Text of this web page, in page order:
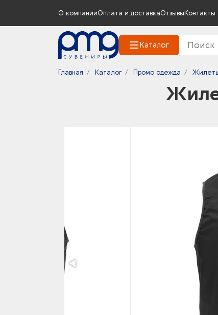
О компанииОплата и доставкаОтзывы Контакты
Каталог
Главная Каталог Промо одежда